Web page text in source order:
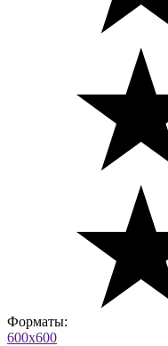
Форматы:
600х600